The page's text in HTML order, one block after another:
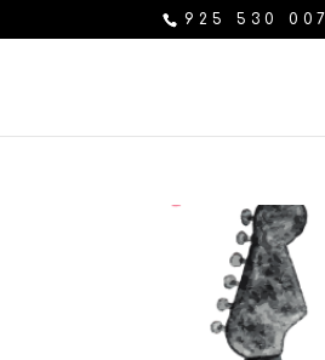
925 530 007